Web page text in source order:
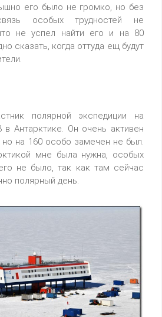
его было не громко, но без
особых трудностей не
не успел найти его и на 80
сказать, когда оттуда ещ будут
полярной экспедиции на
в Антарктике. Он очень активен
но на 160 особо замечен не был.
мне была нужна, особых
не было, так как там сейчас
полярный день.